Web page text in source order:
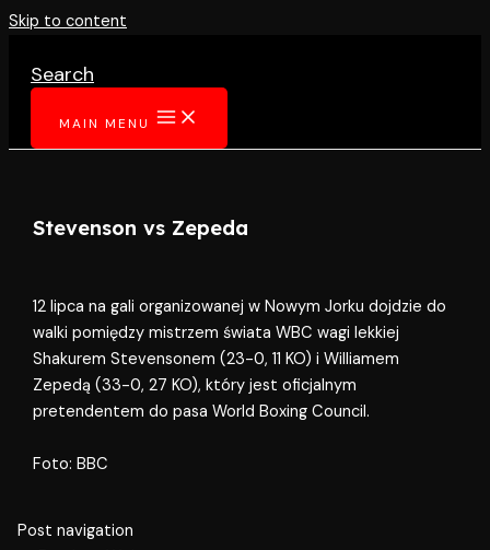
Skip to content
Search
MAIN MENU
Stevenson vs Zepeda
12 lipca na gali organizowanej w Nowym Jorku dojdzie do
walki pomiędzy mistrzem świata WBC wagi lekkiej
Shakurem Stevensonem (23-0, 11 KO) i Williamem
Zepedą (33-0, 27 KO), który jest oficjalnym
pretendentem do pasa World Boxing Council.
Foto: BBC
Post navigation